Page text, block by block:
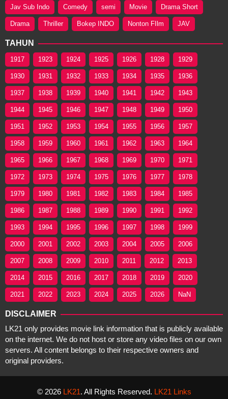
Jav Sub Indo Comedy semi Movie Drama Short
Drama Thriller Bokep INDO Nonton FIlm JAV
TAHUN
1917 1923 1924 1925 1926 1928 1929
1930 1931 1932 1933 1934 1935 1936
1937 1938 1939 1940 1941 1942 1943
1944 1945 1946 1947 1948 1949 1950
1951 1952 1953 1954 1955 1956 1957
1958 1959 1960 1961 1962 1963 1964
1965 1966 1967 1968 1969 1970 1971
1972 1973 1974 1975 1976 1977 1978
1979 1980 1981 1982 1983 1984 1985
1986 1987 1988 1989 1990 1991 1992
1993 1994 1995 1996 1997 1998 1999
2000 2001 2002 2003 2004 2005 2006
2007 2008 2009 2010 2011 2012 2013
2014 2015 2016 2017 2018 2019 2020
2021 2022 2023 2024 2025 2026 NaN
DISCLAIMER
LK21 only provides movie link information that is publicly available
on the internet. We do not host or store any video files on our own
servers. All content belongs to their respective owners and
original providers.
© 2026 LK21. All Rights Reserved. LK21 Links